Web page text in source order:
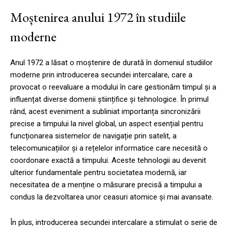
Moștenirea anului 1972 în studiile
moderne
Anul 1972 a lăsat o moștenire de durată în domeniul studiilor
moderne prin introducerea secundei intercalare, care a
provocat o reevaluare a modului în care gestionăm timpul și a
influențat diverse domenii științifice și tehnologice. În primul
rând, acest eveniment a subliniat importanța sincronizării
precise a timpului la nivel global, un aspect esențial pentru
funcționarea sistemelor de navigație prin satelit, a
telecomunicațiilor și a rețelelor informatice care necesită o
coordonare exactă a timpului. Aceste tehnologii au devenit
ulterior fundamentale pentru societatea modernă, iar
necesitatea de a menține o măsurare precisă a timpului a
condus la dezvoltarea unor ceasuri atomice și mai avansate.
În plus, introducerea secundei intercalare a stimulat o serie de